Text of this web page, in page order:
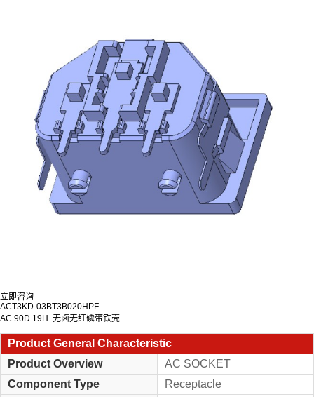
立即咨询
ACT3KD-03BT3B020HPF
AC 90D 19H 无卤无红磷带铁壳
Product General Characteristic
Product Overview
AC SOCKET
Component Type
Receptacle